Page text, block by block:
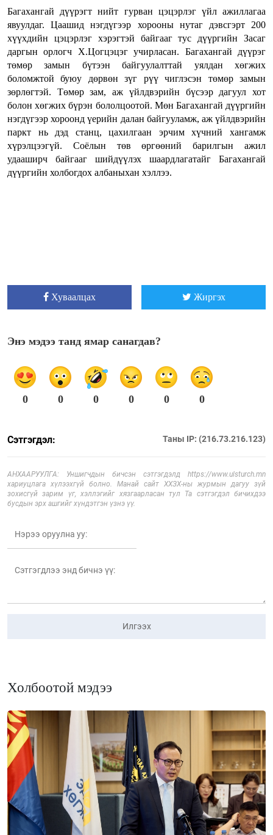
Багахангай дүүрэгт нийт гурван цэцэрлэг үйл ажиллагаа
явуулдаг. Цаашид нэгдүгээр хорооны нутаг дэвсгэрт 200
хүүхдийн цэцэрлэг хэрэгтэй байгааг тус дүүргийн Засаг
даргын орлогч Х.Цогцэцэг учирласан. Багахангай дүүрэг
төмөр замын бүтээн байгуулалттай уялдан хөгжих
боломжтой буюу дөрвөн зүг рүү чиглэсэн төмөр замын
зөрлөгтэй. Төмөр зам, аж үйлдвэрийн бүсээр дагуул хот
болон хөгжих бүрэн бололцоотой. Мөн Багахангай дүүргийн
нэгдүгээр хороонд үерийн далан байгууламж, аж үйлдвэрийн
паркт нь дэд станц, цахилгаан эрчим хүчний хангамж
хүрэлцээгүй. Соёлын төв өргөөний барилгын ажил
удааширч байгааг шийдүүлэх шаардлагатайг Багахангай
дүүргийн холбогдох албаныхан хэллээ.
Хуваалцах Жиргэх
Энэ мэдээ танд ямар санагдав?
0 0 0 0 0 0
Сэтгэгдэл: Таны IP: (216.73.216.123)
АНХААРУУЛГА: Уншигчдын бичсэн сэтгэгдэлд https://www.ulsturch.mn
хариуцлага хүлээхгүй болно. Манай сайт ХХЗХ-ны журмын дагуу зүй
зохисгүй зарим үг, хэллэгийг хязгаарласан тул Та сэтгэгдэл бичихдээ
бусдын эрх ашгийг хүндэтгэн үзнэ үү.
Илгээх
Холбоотой мэдээ